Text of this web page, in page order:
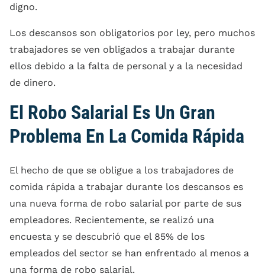
digno.
Los descansos son obligatorios por ley, pero muchos
trabajadores se ven obligados a trabajar durante
ellos debido a la falta de personal y a la necesidad
de dinero.
El Robo Salarial Es Un Gran
Problema En La Comida Rápida
El hecho de que se obligue a los trabajadores de
comida rápida a trabajar durante los descansos es
una nueva forma de robo salarial por parte de sus
empleadores. Recientemente, se realizó una
encuesta y se descubrió que el 85% de los
empleados del sector se han enfrentado al menos a
una forma de robo salarial.